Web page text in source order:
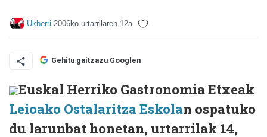
Ukberri 2006ko urtarrilaren 12a
Gehitu gaitzazu Googlen
Euskal Herriko Gastronomia Etxeak
Leioako Ostalaritza Eskolan ospatuko
du larunbat honetan, urtarrilak 14,